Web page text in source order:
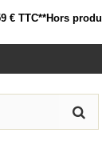
€ TTC**Hors